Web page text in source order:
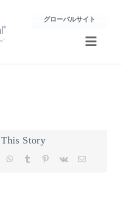
グローバルサイト
Toggle
業情報
合せ
This Story
WhatsApp
Tumblr Pinterest
Vk Email